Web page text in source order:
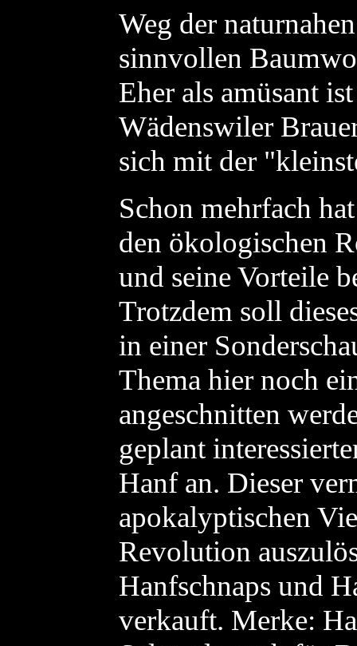
Weg der
sinnvollen
Eher als amüsant
Wädenswiler
sich mit der
Schon mehrfach
den ökologischen
und seine Vorteile
Trotzdem soll
in einer
Thema hier noch
angeschnitten
geplant
Hanf an. Dieser
apokalyptischen
Revolution
Hanfschnaps und
verkauft. Merke: